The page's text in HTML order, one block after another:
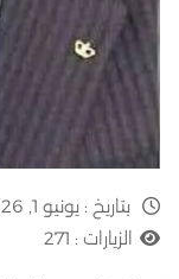
بتاريخ : يونيو 1, 2026 - 1:09 م
الزيارات : 271